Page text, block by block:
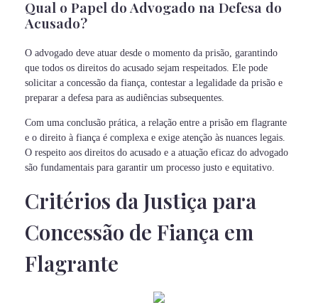
Qual o Papel do Advogado na Defesa do
Acusado?
O advogado deve atuar desde o momento da prisão, garantindo
que todos os direitos do acusado sejam respeitados. Ele pode
solicitar a concessão da fiança, contestar a legalidade da prisão e
preparar a defesa para as audiências subsequentes.
Com uma conclusão prática, a relação entre a prisão em flagrante
e o direito à fiança é complexa e exige atenção às nuances legais.
O respeito aos direitos do acusado e a atuação eficaz do advogado
são fundamentais para garantir um processo justo e equitativo.
Critérios da Justiça para
Concessão de Fiança em
Flagrante